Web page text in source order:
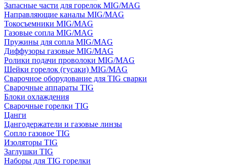
Запасные части для горелок MIG/MAG
Направляющие каналы MIG/MAG
Токосъемники MIG/MAG
Газовые сопла MIG/MAG
Пружины для сопла MIG/MAG
Диффузоры газовые MIG/MAG
Ролики подачи проволоки MIG/MAG
Шейки горелок (гусаки) MIG/MAG
Сварочное оборудование для TIG сварки
Сварочные аппараты TIG
Блоки охлаждения
Сварочные горелки TIG
Цанги
Цангодержатели и газовые линзы
Сопло газовое TIG
Изоляторы TIG
Заглушки TIG
Наборы для TIG горелки